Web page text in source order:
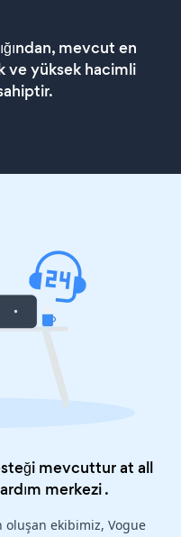
mevcut en
ve yüksek hacimli
mevcuttur at all
merkezi.
oluşan ekibimiz, Vogue